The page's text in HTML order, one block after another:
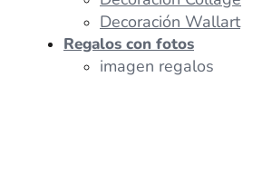
Decoración Wallart
Regalos con fotos
imagen regalos